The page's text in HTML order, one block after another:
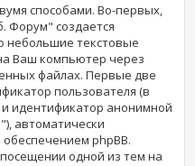
способами. Во-первых,
Форум" создается
небольшие текстовые
Ваш компьютер через
файлах. Первые две
пользователя (в
идентификатор анонимной
автоматически
phpBB.
одной из тем на